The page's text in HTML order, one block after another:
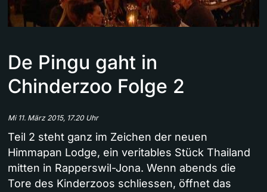
De Pingu gaht in
Chinderzoo Folge 2
Mi 11. März 2015, 17.20 Uhr
Teil 2 steht ganz im Zeichen der neuen
Himmapan Lodge, ein veritables Stück Thailand
mitten in Rapperswil-Jona. Wenn abends die
Tore des Kinderzoos schliessen, öffnet das